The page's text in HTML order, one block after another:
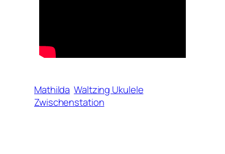
Mathilda Waltzing Ukulele
Zwischenstation